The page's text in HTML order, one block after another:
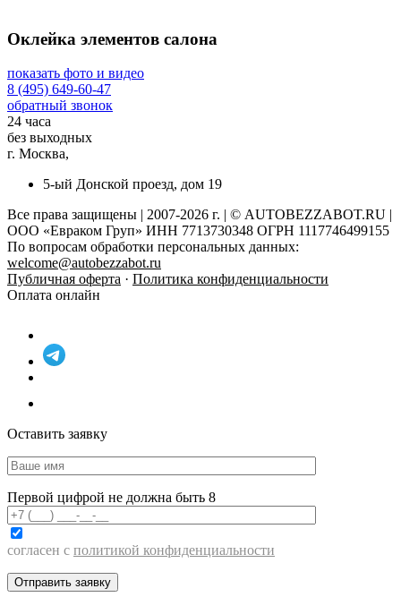
Оклейка элементов салона
показать фото и видео
8 (495) 649-60-47
обратный звонок
24 часа
без выходных
г. Москва,
5-ый Донской проезд, дом 19
Все права защищены | 2007-2026 г. | © AUTOBEZZABOT.RU |
ООО «Евраком Груп» ИНН 7713730348 ОГРН 1117746499155
По вопросам обработки персональных данных:
welcome@autobezzabot.ru
Публичная оферта · Политика конфиденциальности
Оплата онлайн
Оставить заявку
Первой цифрой не должна быть 8
согласен с политикой конфиденциальности